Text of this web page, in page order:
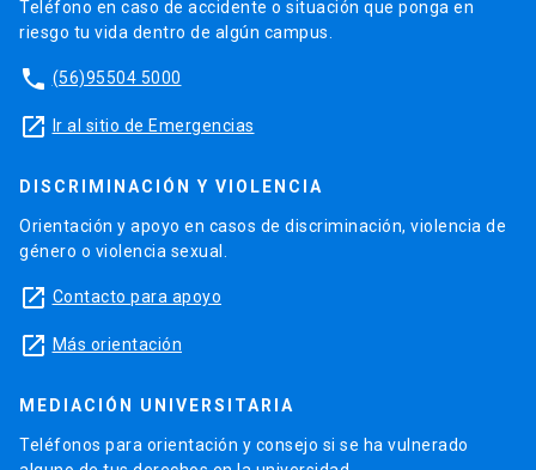
Teléfono en caso de accidente o situación que ponga en
riesgo tu vida dentro de algún campus.
phone (56)95504 5000
launch Ir al sitio de Emergencias
DISCRIMINACIÓN Y VIOLENCIA
Orientación y apoyo en casos de discriminación, violencia de
género o violencia sexual.
launch Contacto para apoyo
launch Más orientación
MEDIACIÓN UNIVERSITARIA
Teléfonos para orientación y consejo si se ha vulnerado